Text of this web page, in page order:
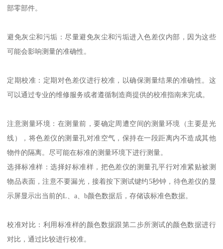
部零部件。
避免灰尘和污垢：尽量避免灰尘和污垢进入色差仪内部，因为这些
可能会影响测量的准确性。
定期校准：定期对色差仪进行校准，以确保测量结果的准确性。这
可以通过专业的维修服务或者遵循制造商提供的校准指南来完成。
注意测量环境：在测量前，要确定周遭空间的测量环境（主要是光
线），将色差仪的测量孔对准空气，保持在一段距离内不造成其他
物件的隔离。尽可能在标准的测量环境下进行测量。
选择标准样：选择好标准样，把色差仪的测量孔平行对准紧贴被测
物品表面，注意不要漏光，接着按下测试键约5秒钟，待色差仪的显
示屏显示出当前的L、a、b颜色数据后，存储该标准色数据。
校准对比：利用标准样的颜色数据跟第二步所测试的颜色数据进行
对比，通过比较进行校准。